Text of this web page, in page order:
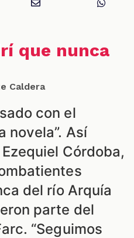
que nunca
Caldera
con el
novela”. Así
Córdoba,
del río Arquía
parte del
“Seguimos